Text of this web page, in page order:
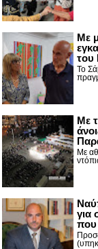
Με
του
Το
Με
Με
για
που